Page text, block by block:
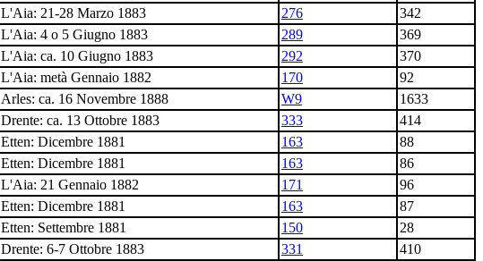
L'Aia: 21-28 Marzo 1883 276
342
L'Aia: 4 o 5 Giugno 1883 289
369
L'Aia: ca. 10 Giugno 1883 292
370
L'Aia: metà Gennaio 1882 170
92
Arles: ca. 16 Novembre 1888 W9
1633
Drente: ca. 13 Ottobre 1883 333
414
Etten: Dicembre 1881 163
88
Etten: Dicembre 1881 163
86
L'Aia: 21 Gennaio 1882 171
96
Etten: Dicembre 1881 163
87
Etten: Settembre 1881 150
28
Drente: 6-7 Ottobre 1883 331
410